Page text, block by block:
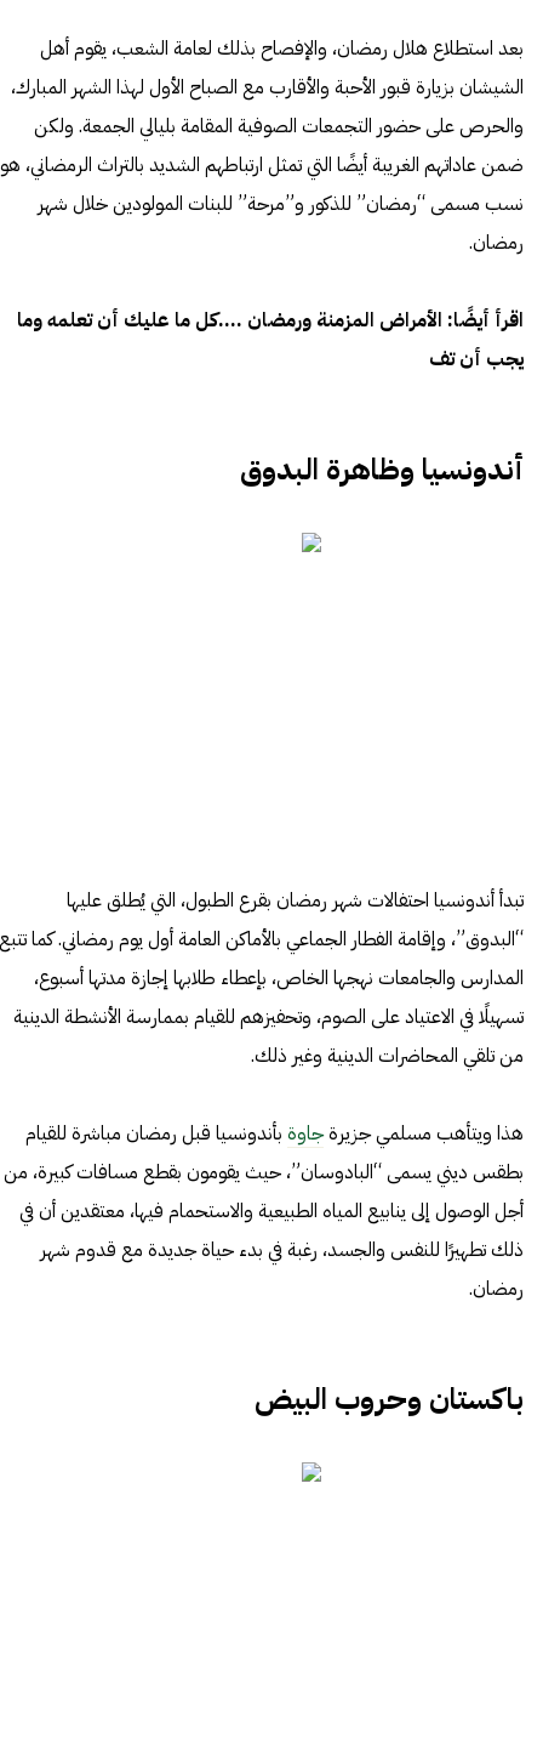
بعد استطلاع هلال رمضان، والإفصاح بذلك لعامة الشعب، يقوم أهل
الشيشان بزيارة قبور الأحبة والأقارب مع الصباح الأول لهذا الشهر المبارك،
والحرص على حضور التجمعات الصوفية المقامة بليالي الجمعة. ولكن
ضمن عاداتهم الغريبة أيضًا التي تمثل ارتباطهم الشديد بالتراث الرمضاني، هو
نسب مسمى “رمضان” للذكور و”مرحة” للبنات المولودين خلال شهر
رمضان.
اقرأ أيضًا: الأمراض المزمنة ورمضان ….كل ما عليك أن تعلمه وما
يجب أن تف
أندونسيا وظاهرة البدوق
تبدأ أندونسيا احتفالات شهر رمضان بقرع الطبول، التي يُطلق عليها
“البدوق”، وإقامة الفطار الجماعي بالأماكن العامة أول يوم رمضاني. كما تتبع
المدارس والجامعات نهجها الخاص، بإعطاء طلابها إجازة مدتها أسبوع،
تسهيلًا في الاعتياد على الصوم، وتحفيزهم للقيام بممارسة الأنشطة الدينية
من تلقي المحاضرات الدينية وغير ذلك.
هذا ويتأهب مسلمي جزيرةجاوة بأندونسيا قبل رمضان مباشرة للقيام
بطقس ديني يسمى “البادوسان”، حيث يقومون بقطع مسافات كبيرة، من
أجل الوصول إلى ينابيع المياه الطبيعية والاستحمام فيها، معتقدين أن في
ذلك تطهيرًا للنفس والجسد، رغبة في بدء حياة جديدة مع قدوم شهر
رمضان.
باكستان وحروب البيض